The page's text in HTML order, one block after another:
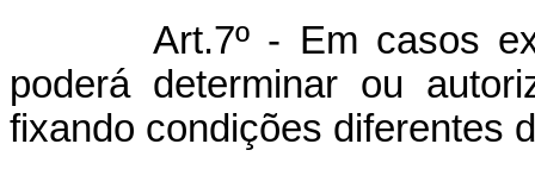
Art.7º - Em casos
poderá determinar ou
fixando condições diferentes